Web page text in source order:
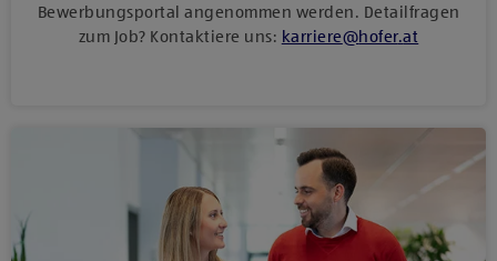
Bewerbungsportal angenommen werden. Detailfragen
zum Job? Kontaktiere uns: karriere@hofer.at